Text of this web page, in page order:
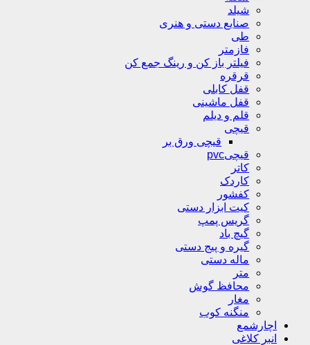
شیلد
صنایع دستی و هنری
طی
فازمتر
فیلتر باز کن و رینگ جمع کن
قرقره
قفل کابلی
قفل ماشینی
قلم و دیلم
قیچی
قیچی ورق بر
قیچیpvc
کاتر
کاردک
کفشور
کیت ابزار دستی
گریس پمپ
گیچ باد
گیره و پیج دستی
ماله دستی
متر
محافظ گوش
مغار
منگنه کوب
اچارشمع
انبر کلاغی